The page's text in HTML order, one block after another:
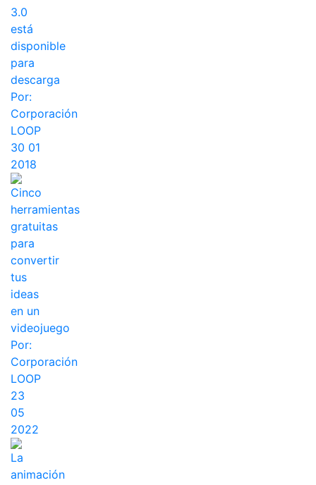
3.0
está
disponible
para
descarga
Por:
Corporación
LOOP
30 01
2018
Cinco
herramientas
gratuitas
para
convertir
tus
ideas
en un
videojuego
Por:
Corporación
LOOP
23
05
2022
La
animación